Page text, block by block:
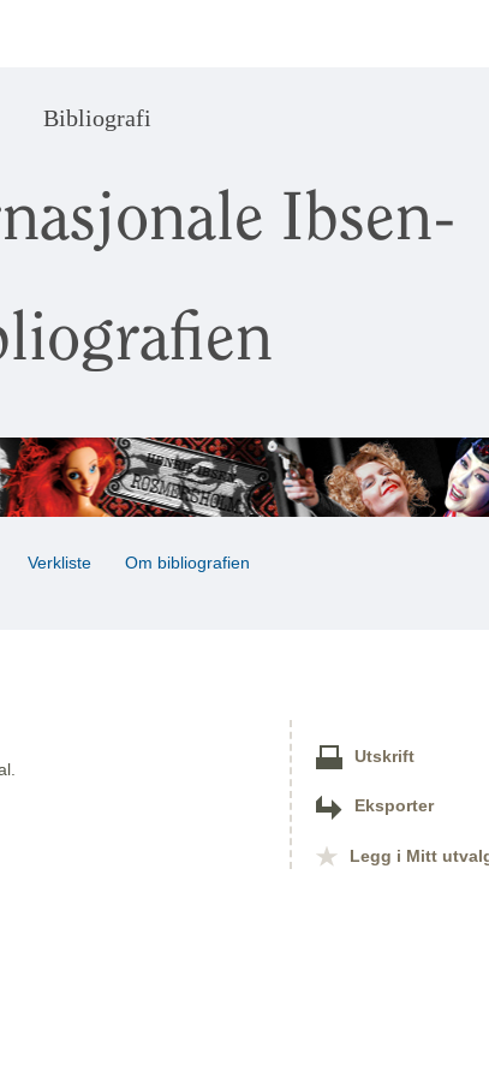
Bibliografi
Ibsen-
Verkliste Om bibliografien
Utskrift
Eksporter
Legg i Mitt